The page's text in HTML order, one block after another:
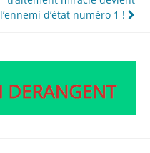
l’ennemi d’état numéro 1 !